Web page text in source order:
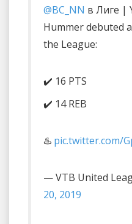
@BC_NN в Лиге |
Hummer debuted
the League:
✔️ 16 PTS
✔️ 14 REB
♨️ pic.twitter.com/
— VTB United
20, 2019